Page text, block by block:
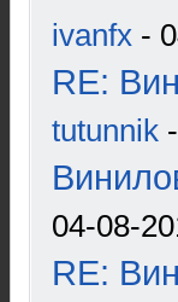
ivanfx -
RE:
tutunnik
04-08-
RE: